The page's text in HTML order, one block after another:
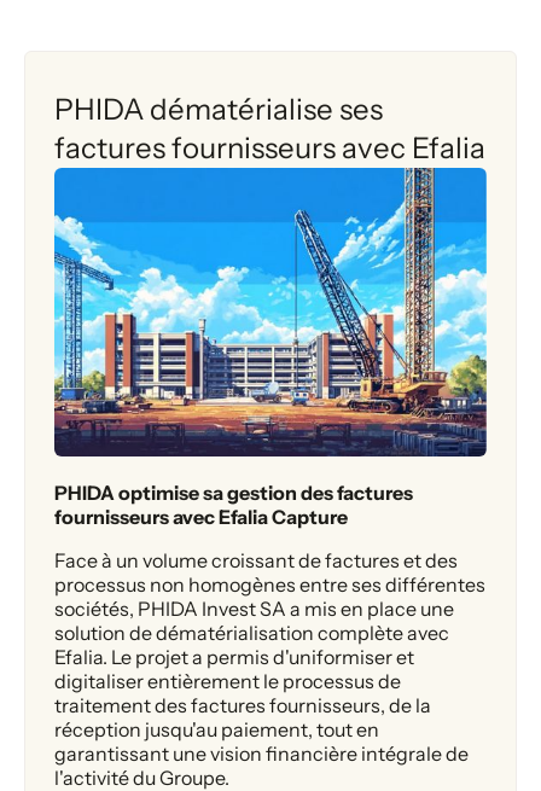
PHIDA dématérialise ses
factures fournisseurs avec Efalia
PHIDA optimise sa gestion des factures
fournisseurs avec Efalia Capture
Face à un volume croissant de factures et des
processus non homogènes entre ses différentes
sociétés, PHIDA Invest SA a mis en place une
solution de dématérialisation complète avec
Efalia. Le projet a permis d'uniformiser et
digitaliser entièrement le processus de
traitement des factures fournisseurs, de la
réception jusqu'au paiement, tout en
garantissant une vision financière intégrale de
l'activité du Groupe.